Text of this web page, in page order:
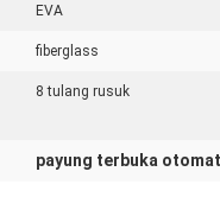
EVA
fiberglass
8 tulang rusuk
payung terbuka